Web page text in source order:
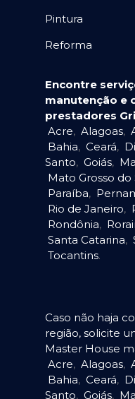
Pintura
Reforma
Encontre
manutenção e
prestadores
Acre, Alagoas,
Bahia, Ceará,
Santo, Goiás,
Mato Grosso do
Paraíba,
Rio de Janeiro,
Rondônia,
Santa Catarina,
Tocantins.
Caso não haja
região, solicite
Master House
Acre, Alagoas,
Bahia, Ceará,
Santo, Goiás,